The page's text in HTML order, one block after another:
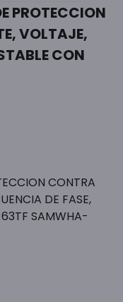
PROTECCION
VOLTAJE,
CON
CONTRA
DE FASE,
SAMWHA-